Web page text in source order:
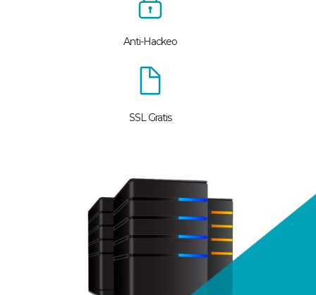
Anti-Hackeo
SSL Gratis